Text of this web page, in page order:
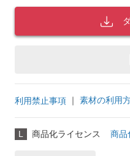
利用禁止事項 ｜ 素材の利用
L 商品化ライセンス 商品